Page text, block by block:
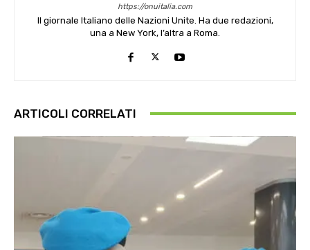
https://onuitalia.com
Il giornale Italiano delle Nazioni Unite. Ha due redazioni,
una a New York, l’altra a Roma.
ARTICOLI CORRELATI